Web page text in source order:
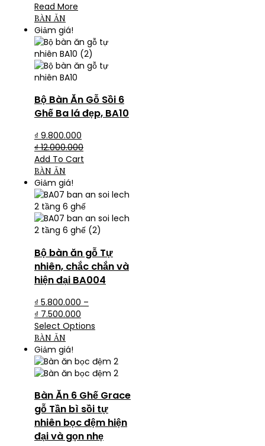
Read More
BÀN ĂN
Giảm giá!
Bộ Bàn Ăn Gỗ Sồi 6
Ghế Ba lá đẹp, BA10
₫ 9.800.000
₫12.000.000
Add To Cart
BÀN ĂN
Giảm giá!
Bộ bàn ăn gỗ Tự
nhiên, chắc chắn và
hiện đại BA004
₫ 5.800.000 –
₫ 7.500.000
Select Options
BÀN ĂN
Giảm giá!
Bàn Ăn 6 Ghế Grace
gỗ Tần bì sồi tự
nhiên bọc đệm hiện
đại và gọn nhẹ